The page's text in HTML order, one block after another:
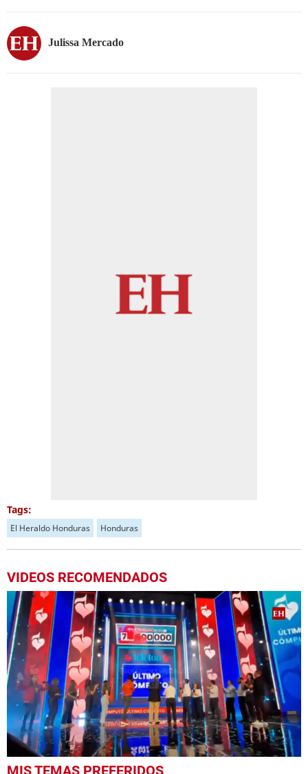
Julissa Mercado
Tags:
El Heraldo Honduras Honduras
VIDEOS RECOMENDADOS
MIS TEMAS PREFERIDOS